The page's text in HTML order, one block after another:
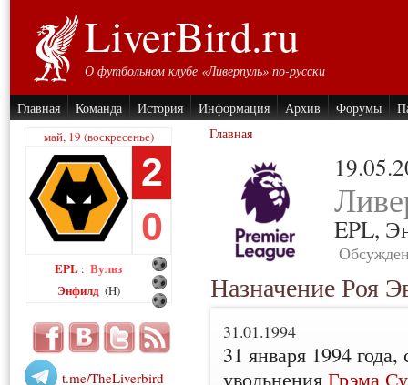
LiverBird.ru
О футбольном клубе «Ливерпуль» по-русски
Главная Команда История Информация Архив Форумы
май, 19 (воскресенье)
2
0
EPL : Вулвз
Энфилд (H)
t.me/TheLiverbird
Главная
EPL,
Назначение Роя
31.01.1994
31 января 1994
увольненияГрэма